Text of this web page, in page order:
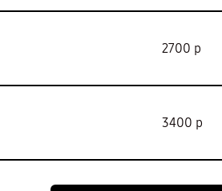
2700 р
3400 р